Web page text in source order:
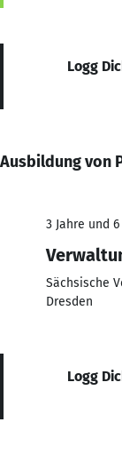
Logg
Ausbildung von
3 Jahre und
Sächsische
Dresden
Logg